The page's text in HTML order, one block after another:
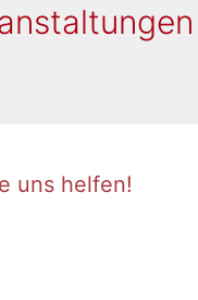
uns helfen!